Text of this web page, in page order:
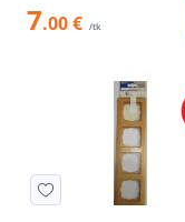
7.00 € /tk